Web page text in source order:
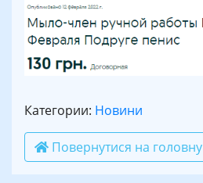
Категории: Новини
Повернутися на головну